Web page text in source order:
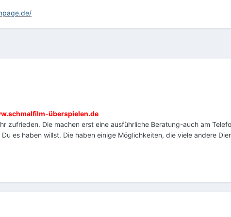
überspielen.de
zufrieden. Die machen erst eine ausführliche Beratung-auch am
es haben willst. Die haben einige Möglichkeiten, die viele andere